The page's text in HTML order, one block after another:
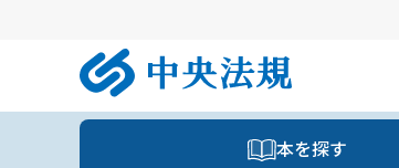
本を探す